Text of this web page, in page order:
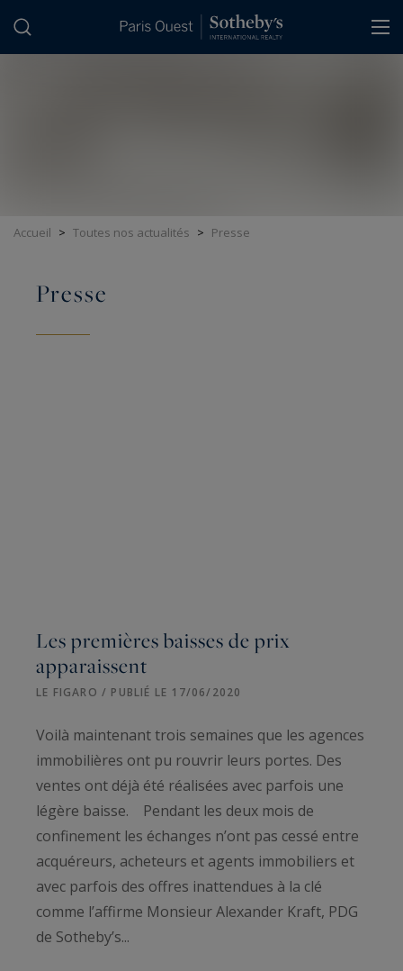
Accueil > Toutes nos actualités > Presse
Presse
Les premières baisses de prix
apparaissent
LE FIGARO / PUBLIÉ LE 17/06/2020
Voilà maintenant trois semaines que les agences
immobilières ont pu rouvrir leurs portes. Des
ventes ont déjà été réalisées avec parfois une
légère baisse. Pendant les deux mois de
confinement les échanges n’ont pas cessé entre
acquéreurs, acheteurs et agents immobiliers et
avec parfois des offres inattendues à la clé
comme l’affirme Monsieur Alexander Kraft, PDG
de Sotheby’s...